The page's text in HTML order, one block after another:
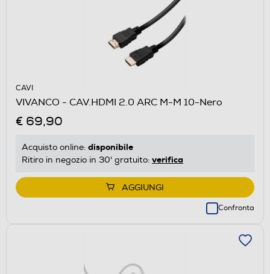
CAVI
VIVANCO - CAV.HDMI 2.0 ARC M-M 10-Nero
€ 69,90
Acquisto online: disponibile
Ritiro in negozio in 30' gratuito: verifica
AGGIUNGI
Confronta